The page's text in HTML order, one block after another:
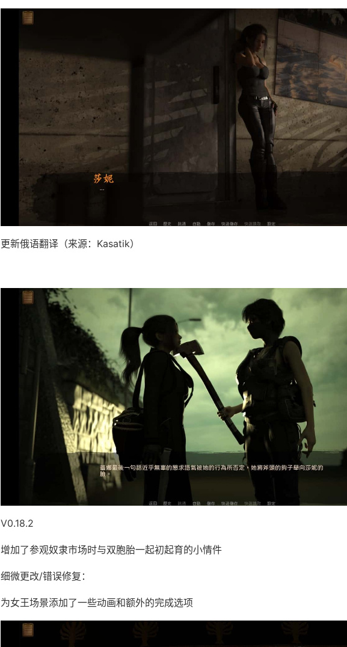
更新俄语翻译（来源：Kasatik）
V0.18.2
增加了参观奴隶市场时与双胞胎一起初起育的小情件
细微更改/错误修复：
为女王场景添加了一些动画和额外的完成选项